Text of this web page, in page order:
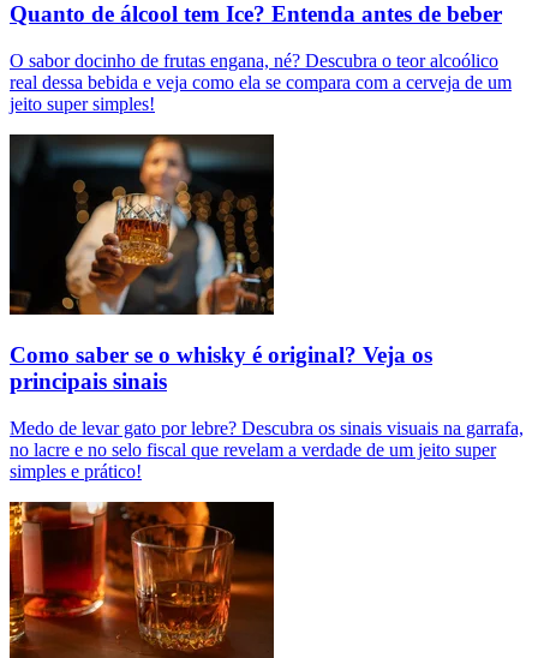
Quanto de álcool tem Ice? Entenda antes de beber
O sabor docinho de frutas engana, né? Descubra o teor alcoólico
real dessa bebida e veja como ela se compara com a cerveja de um
jeito super simples!
Como saber se o whisky é original? Veja os
principais sinais
Medo de levar gato por lebre? Descubra os sinais visuais na garrafa,
no lacre e no selo fiscal que revelam a verdade de um jeito super
simples e prático!